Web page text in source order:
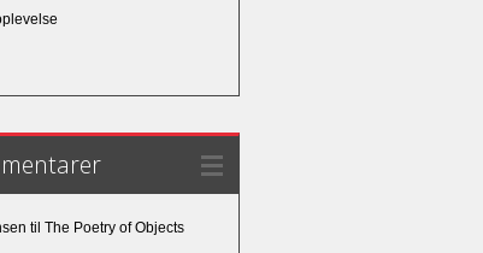
tilThe Poetry of Objects